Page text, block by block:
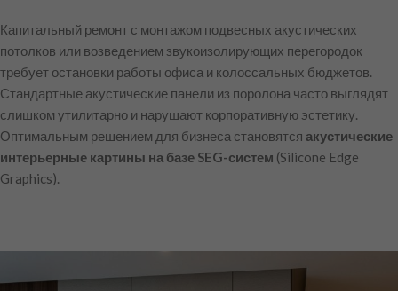
Капитальный ремонт с монтажом подвесных акустических
потолков или возведением звукоизолирующих перегородок
требует остановки работы офиса и колоссальных бюджетов.
Стандартные акустические панели из поролона часто выглядят
слишком утилитарно и нарушают корпоративную эстетику.
Оптимальным решением для бизнеса становятся акустические
интерьерные картины на базе SEG-систем (Silicone Edge
Graphics).